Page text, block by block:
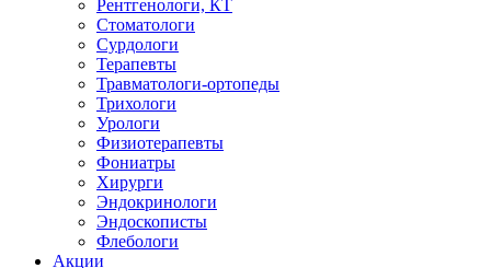
Рентгенологи, КТ
Стоматологи
Сурдологи
Терапевты
Травматологи-ортопеды
Трихологи
Урологи
Физиотерапевты
Фониатры
Хирурги
Эндокринологи
Эндоскописты
Флебологи
Акции